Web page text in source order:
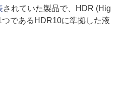
されていた製品で、HDR (Hig
であるHDR10に準拠した液